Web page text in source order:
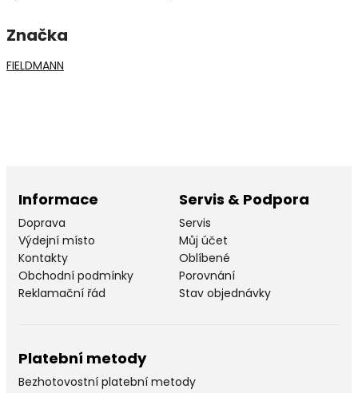
Značka
FIELDMANN
Informace
Doprava
Výdejní místo
Kontakty
Obchodní podmínky
Reklamační řád
Servis & Podpora
Servis
Můj účet
Oblíbené
Porovnání
Stav objednávky
Platební metody
Bezhotovostní platební metody